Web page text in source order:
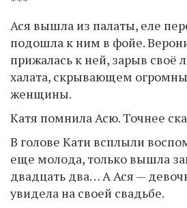
Ася вышла из палаты, еле
подошла к ним в фойе.
прижалась к ней, зарыв своё
халата, скрывающем
женщины.
Катя помнила Асю. Точнее
В голове Кати всплыли
еще молода, только вышла
двадцать два… А Ася —
увидела на своей свадьбе.